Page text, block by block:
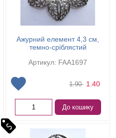
Ажурний елемент 4,3 см,
темно-сріблястий
Артикул: FAA1697
1.90 1.40
До кошику